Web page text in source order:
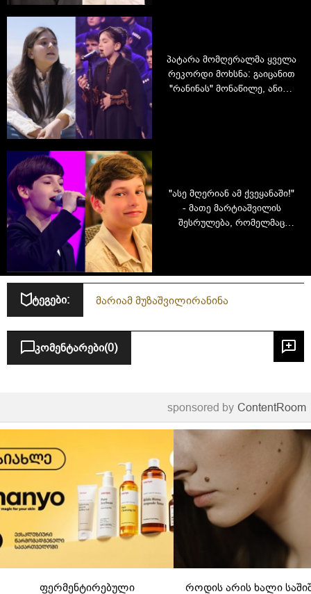
პატარა მომღერალმა ყველა
რეკორდი მოხსნა: გაიცანით
"რანინას" მონაწილე, ანიტა
"ასე მღერიან ამ ქვეყანაში!"
- მათე მარტიაშვილის
შესრულება, რომელმაც
ტეგები: მარიამ მუზაშვილირანინა
კომენტარები(0)
sponsored by ContentRoom
ფერმენტირებული
როდის არის ხალი